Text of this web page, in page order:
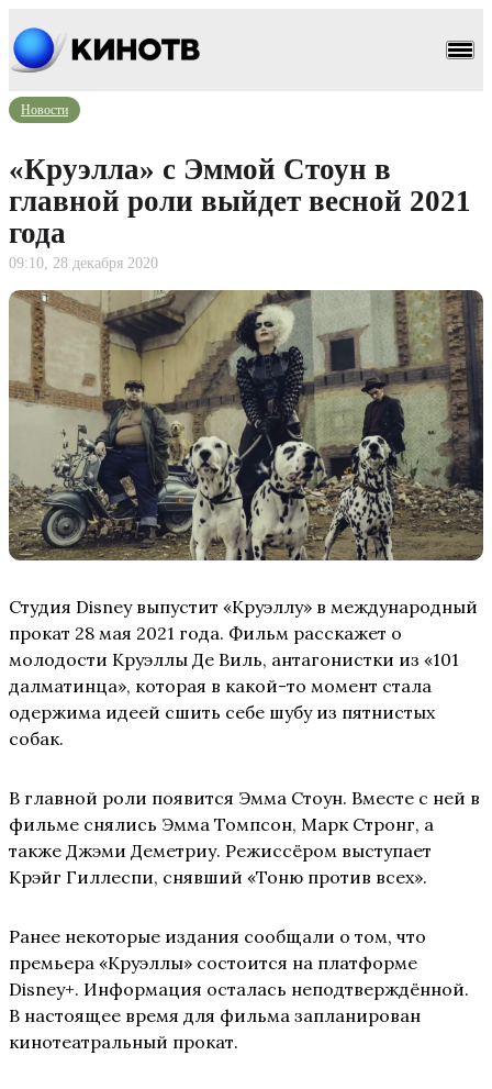
Новости
«Круэлла» с Эммой Стоун в
главной роли выйдет весной 2021
года
09:10, 28 декабря 2020
Студия Disney выпустит «Круэллу» в международный
прокат 28 мая 2021 года. Фильм расскажет о
молодости Круэллы Де Виль, антагонистки из «101
далматинца», которая в какой-то момент стала
одержима идеей сшить себе шубу из пятнистых
собак.
В главной роли появится Эмма Стоун. Вместе с ней в
фильме снялись Эмма Томпсон, Марк Стронг, а
также Джэми Деметриу. Режиссёром выступает
Крэйг Гиллеспи, снявший «Тоню против всех».
Ранее некоторые издания сообщали о том, что
премьера «Круэллы» состоится на платформе
Disney+. Информация осталась неподтверждённой.
В настоящее время для фильма запланирован
кинотеатральный прокат.